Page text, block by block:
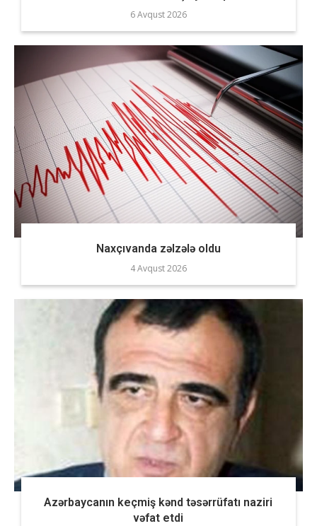
6 Avqust 2026
Naxçıvanda zəlzələ oldu
4 Avqust 2026
Azərbaycanın keçmiş kənd təsərrüfatı naziri
vəfat etdi